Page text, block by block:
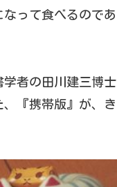
って食べるので
学者の田川建三博
『携帯版』が、